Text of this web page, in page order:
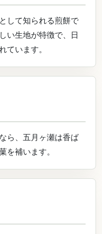
して知られる煎餅で
い生地が特徴で、日
ています。
ら、五月ヶ瀬は香ば
を補います。